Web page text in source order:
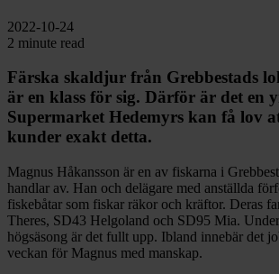
2022-10-24
2 minute read
Färska skaldjur från Grebbestads
är en klass för sig. Därför är det en
Supermarket Hedemyrs kan få lov
kunder exakt detta.
Magnus Håkansson är en av fiskarna i
handlar av. Han och delägare med anställda
fiskebåtar som fiskar räkor och kräftor. Deras
Theres, SD43 Helgoland och SD95 Mia.
högsäsong är det fullt upp. Ibland innebär det
veckan för Magnus med manskap.